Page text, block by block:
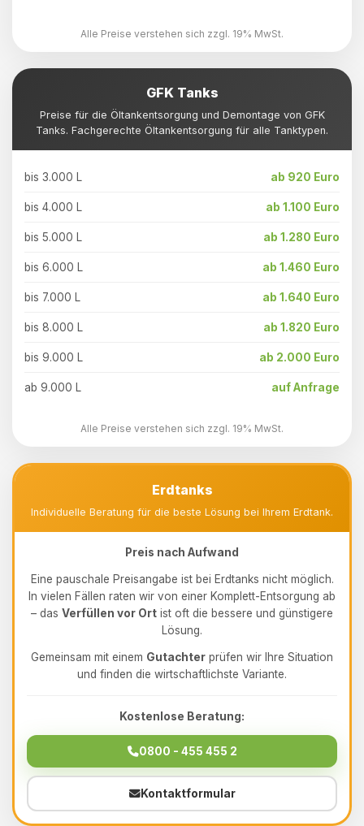
Alle Preise verstehen sich zzgl. 19% MwSt.
GFK Tanks
Preise für die Öltankentsorgung und Demontage von GFK
Tanks. Fachgerechte Öltankentsorgung für alle Tanktypen.
bis 3.000 L ab 920 Euro
bis 4.000 L ab 1.100 Euro
bis 5.000 L ab 1.280 Euro
bis 6.000 L ab 1.460 Euro
bis 7.000 L ab 1.640 Euro
bis 8.000 L ab 1.820 Euro
bis 9.000 L ab 2.000 Euro
ab 9.000 L auf Anfrage
Alle Preise verstehen sich zzgl. 19% MwSt.
Erdtanks
Individuelle Beratung für die beste Lösung bei Ihrem Erdtank.
Preis nach Aufwand
Eine pauschale Preisangabe ist bei Erdtanks nicht möglich.
In vielen Fällen raten wir von einer Komplett-Entsorgung ab
– das Verfüllen vor Ort ist oft die bessere und günstigere
Lösung.
Gemeinsam mit einem Gutachter prüfen wir Ihre Situation
und finden die wirtschaftlichste Variante.
Kostenlose Beratung:
0800 - 455 455 2
Kontaktformular